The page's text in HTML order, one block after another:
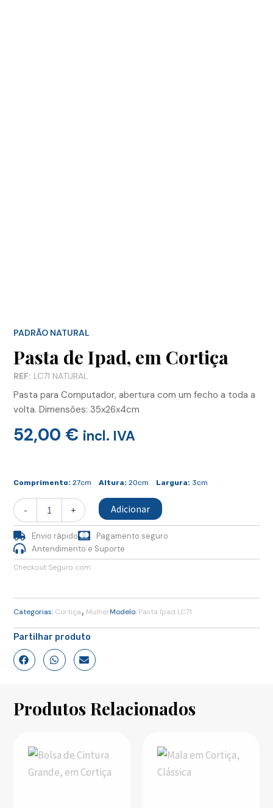
PADRÃO NATURAL
Pasta de Ipad, em Cortiça
REF: LC71 NATURAL
Pasta para Computador, abertura com um fecho a toda a
volta. Dimensões: 35x26x4cm
52,00 € incl. IVA
Comprimento: 27cm Altura: 20cm Largura: 3cm
-
Pasta
de
Ipad,
em
Cortiça
+ Adicionar
Envio rápido
Pagamento seguro
Antendimento e Suporte
Checkout Seguro com
Categorias: Cortiça, MulherModelo: Pasta Ipad LC71
Partilhar produto
Produtos Relacionados